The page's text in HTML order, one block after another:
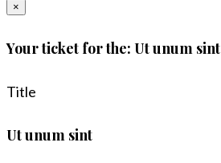
×
Your ticket for the: Ut unum sint
Title
Ut unum sint